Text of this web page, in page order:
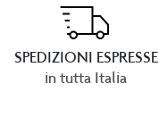
SPEDIZIONI ESPRESSE
in tutta Italia